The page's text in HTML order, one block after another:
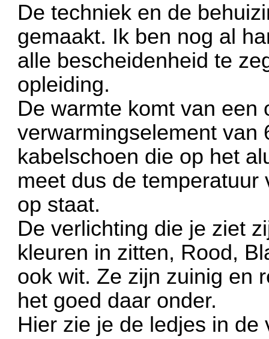
De techniek en de
gemaakt. Ik ben nog al
alle bescheidenheid te
opleiding.
De warmte komt van een
verwarmingselement van
kabelschoen die op het
meet dus de
op staat.
De verlichting die je ziet
kleuren in zitten, Rood,
ook wit. Ze zijn zuinig en
het goed daar onder.
Hier zie je de ledjes in